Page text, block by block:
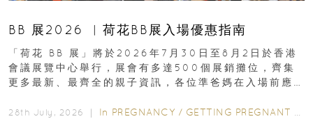
BB 展2026 ︳荷花BB展入場優惠指南
「荷花 BB 展」將於2026年7月30日至8月2日於香港
會議展覽中心舉行，展會有多達500個展銷攤位，齊集
更多最新、最齊全的親子資訊，各位準爸媽在入場前應
28th July, 2026 ｜ In PREGNANCY / GETTING PREGNANT